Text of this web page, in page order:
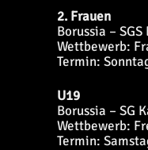
2. Frauen
Borussia – SGS
Wettbewerb:
Termin:
U19
Borussia – SG
Wettbewerb:
Termin: